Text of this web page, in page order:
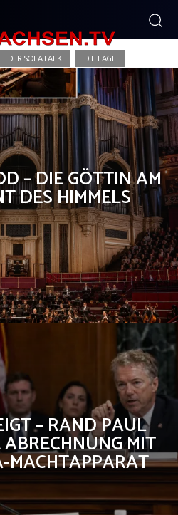
Meinung
DER SOFATALK DIE LAGE
– DIE GÖTTIN AM
DES HIMMELS
– RAND PAUL
MIT
MACHTAPPARAT